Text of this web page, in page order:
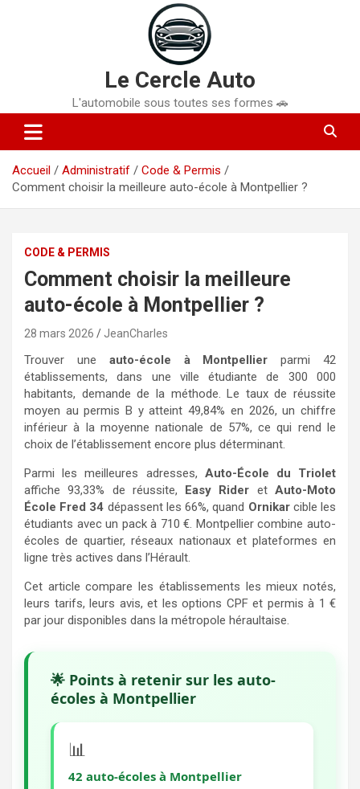
Le Cercle Auto
L'automobile sous toutes ses formes 🚗
Accueil Administratif
Code & Permis
Comment choisir la meilleure auto-école à Montpellier ?
CODE & PERMIS
Comment choisir la meilleure
auto-école à Montpellier ?
28 mars 2026 JeanCharles
Trouver une auto-école à Montpellier parmi 42
établissements, dans une ville étudiante de 300 000
habitants, demande de la méthode. Le taux de réussite
moyen au permis B y atteint 49,84% en 2026, un chiffre
inférieur à la moyenne nationale de 57%, ce qui rend le
choix de l’établissement encore plus déterminant.
Parmi les meilleures adresses, Auto-École du Triolet
affiche 93,33% de réussite, Easy Rider etAuto-Moto
École Fred 34 dépassent les 66%, quand Ornikarcible les
étudiants avec un pack à 710 €. Montpellier combine auto-
écoles de quartier, réseaux nationaux et plateformes en
ligne très actives dans l’Hérault.
Cet article compare les établissements les mieux notés,
leurs tarifs, leurs avis, et les options CPF et permis à 1 €
par jour disponibles dans la métropole héraultaise.
🌟 Points à retenir sur les auto-
écoles à Montpellier
📊
42 auto-écoles à Montpellier